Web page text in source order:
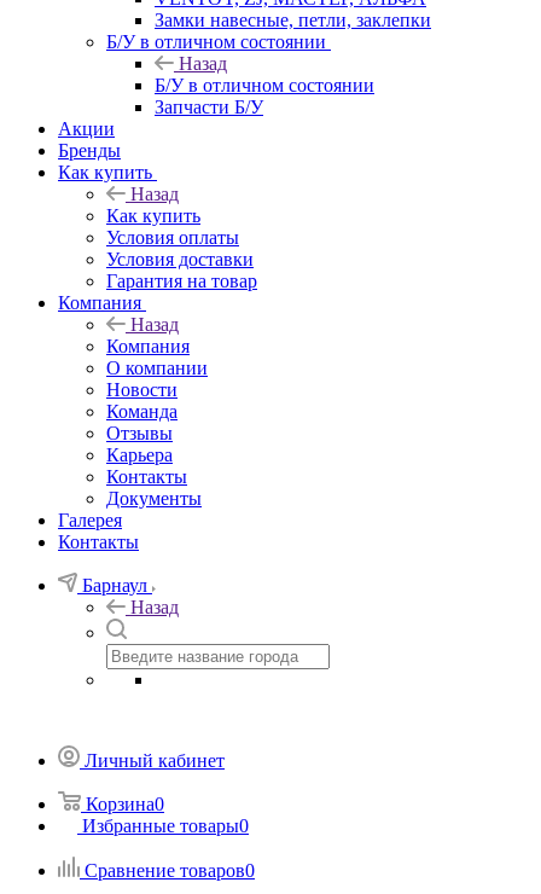
Замки навесные, петли, заклепки
Б/У в отличном состоянии
Назад
Б/У в отличном состоянии
Запчасти Б/У
Акции
Бренды
Как купить
Назад
Как купить
Условия оплаты
Условия доставки
Гарантия на товар
Компания
Назад
Компания
О компании
Новости
Команда
Отзывы
Карьера
Контакты
Документы
Галерея
Контакты
Барнаул
Назад
Личный кабинет
Корзина0
Избранные товары0
Сравнение товаров0